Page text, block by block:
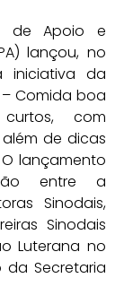
de Apoio e
lançou, no
iniciativa da
Comida boa
com
de dicas
lançamento
entre a
Sinodais,
Sinodais
Luterana no
da Secretaria